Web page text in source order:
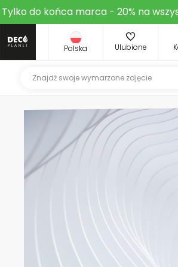
Tylko do końca marca - 20% na
Polska Ulubione